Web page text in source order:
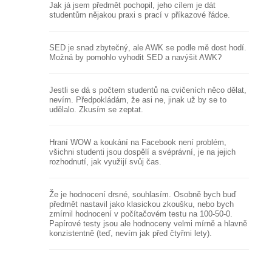
Jak já jsem předmět pochopil, jeho cílem je dát
studentům nějakou praxi s prací v příkazové řádce.
SED je snad zbytečný, ale AWK se podle mě dost hodí.
Možná by pomohlo vyhodit SED a navýšit AWK?
Jestli se dá s počtem studentů na cvičeních něco dělat,
nevím. Předpokládám, že asi ne, jinak už by se to
udělalo. Zkusím se zeptat.
Hraní WOW a koukání na Facebook není problém,
všichni studenti jsou dospělí a svéprávní, je na jejich
rozhodnutí, jak využijí svůj čas.
Že je hodnocení drsné, souhlasím. Osobně bych buď
předmět nastavil jako klasickou zkoušku, nebo bych
zmírnil hodnocení v počítačovém testu na 100-50-0.
Papírové testy jsou ale hodnoceny velmi mírně a hlavně
konzistentně (teď, nevím jak před čtyřmi lety).